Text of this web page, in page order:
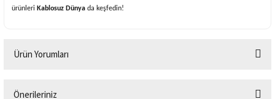
ürünleri Kablosuz Dünya da keşfedin!
Ürün Yorumları
Önerileriniz